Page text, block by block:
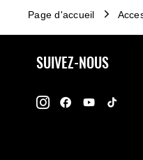
Page d'accueil
SUIVEZ-NOUS